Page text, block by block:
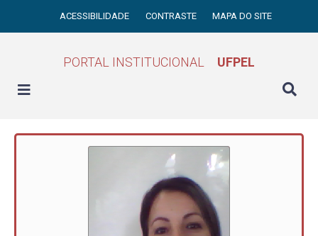
ACESSIBILIDADE CONTRASTE MAPA DO SITE
PORTAL INSTITUCIONAL UFPEL